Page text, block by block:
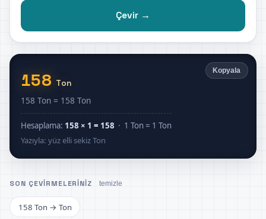
Çevir →
Kopyala
158 Ton
158 Ton = 158 Ton
Hesaplama: 158 × 1 = 158 · 1 Ton = 1 Ton
Yazıyla: yüz elli sekiz Ton
SON ÇEVIRMELERINIZ temizle
158 Ton → Ton